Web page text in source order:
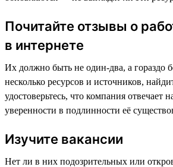
Почитайте отзывы о
в интернете
Их должно быть не один-два, а гораздо
несколько ресурсов и источников,
удостоверьтесь, что компания отвечает
уверенности в подлинности её
Изучите вакансии
Нет ли в них подозрительных или